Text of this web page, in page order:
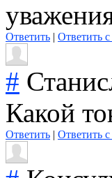
Ответить | Ответить
#
Какой
Ответить | Ответить